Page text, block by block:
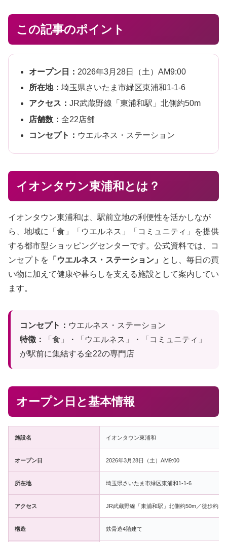
この記事のポイント
オープン日： 2026年3月28日（土）AM9:00
所在地：埼玉県さいたま市緑区東浦和1-1-6
アクセス：JR武蔵野線「東浦和駅」北側約50m
店舗数：全22店舗
コンセプト： ウエルネス・ステーション
イオンタウン東浦和とは？
イオンタウン東浦和は、駅前立地の利便性を活かしなが
ら、地域に「食」「ウエルネス」「コミュニティ」を提供
する都市型ショッピングセンターです。公式資料では、コ
ンセプトを 「ウエルネス・ステーション」
とし、毎日の買
い物に加えて健康や暮らしを支える施設として案内してい
ます。
コンセプト： ウエルネス・ステーション
特徴：
「食」・「ウエルネス」・「コミュニティ」
が駅前に集結する全22の専門店
オープン日と基本情報
施設名 イオンタウン東浦和
オープン日 2026年3月28日（土）AM9:00
所在地 埼玉県さいたま市緑区東浦和1-1-6
アクセス JR武蔵野線「東浦和駅」北側約50m／徒歩約1分
構造 鉄骨造4階建て